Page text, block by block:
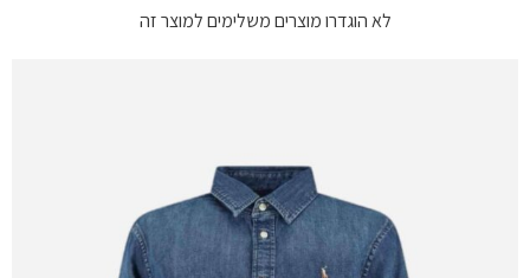
לא הוגדרו מוצרים משלימים למוצר זה